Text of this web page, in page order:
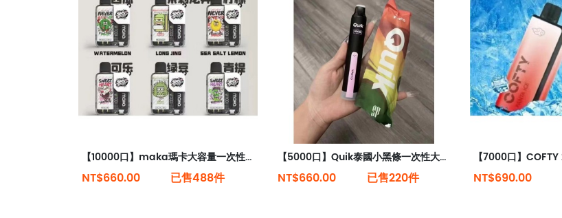
【10000口】maka瑪卡大容量一次性電子煙口感清涼電量顯示
NT$660.00 已售488件
【5000口】Quik泰國小黑條一次性大容量電子煙
NT$660.00 已售220件 NT$690.00